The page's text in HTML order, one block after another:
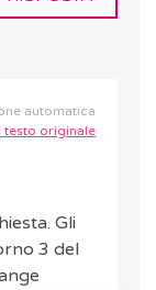
automatica
testo originale
Gli
3 del